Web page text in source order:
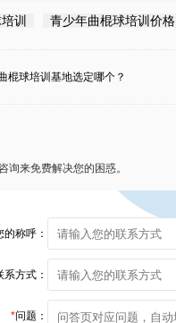
训 青少年曲棍球培训价格
棍球培训基地选定哪个？
询来免费解决您的困惑。
的称呼：
系方式：
*问题：